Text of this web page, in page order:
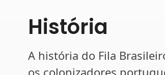
História
A história do Fila
os colonizadores